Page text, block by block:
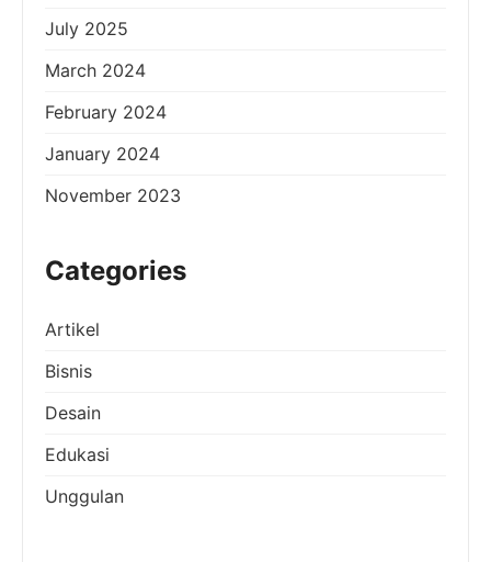
July 2025
March 2024
February 2024
January 2024
November 2023
Categories
Artikel
Bisnis
Desain
Edukasi
Unggulan